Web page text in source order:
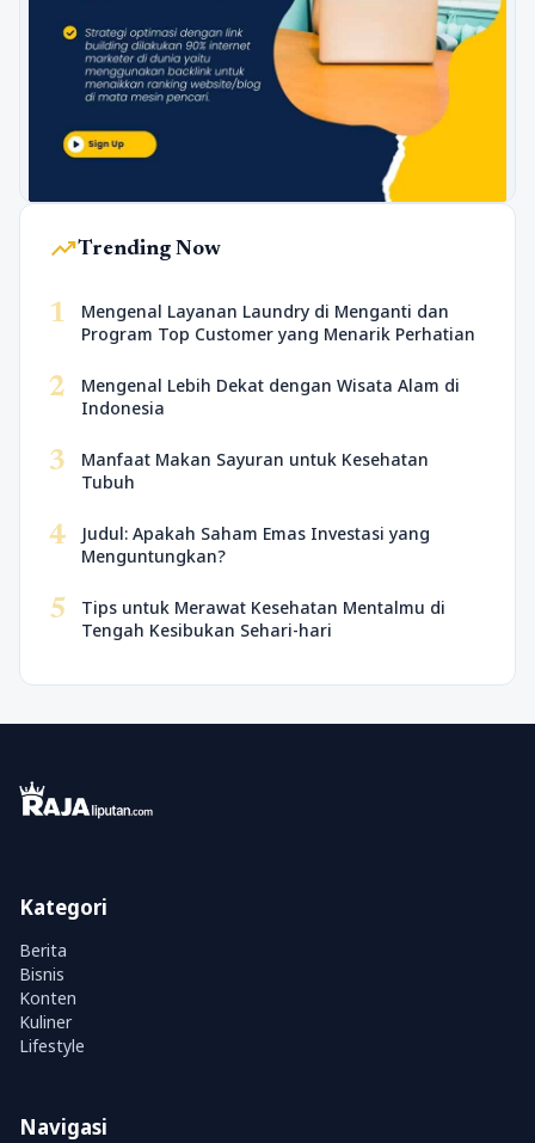
trending_upTrending Now
1
Mengenal Layanan Laundry di Menganti dan
Program Top Customer yang Menarik Perhatian
2
Mengenal Lebih Dekat dengan Wisata Alam di
Indonesia
3
Manfaat Makan Sayuran untuk Kesehatan
Tubuh
4
Judul: Apakah Saham Emas Investasi yang
Menguntungkan?
5
Tips untuk Merawat Kesehatan Mentalmu di
Tengah Kesibukan Sehari-hari
Kategori
Berita
Bisnis
Konten
Kuliner
Lifestyle
Navigasi